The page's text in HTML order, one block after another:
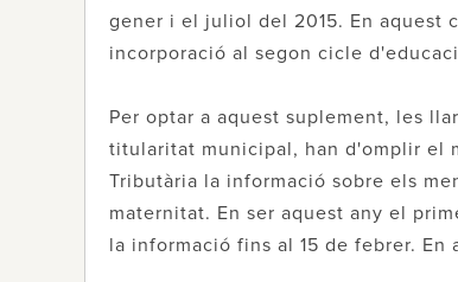
gener i el juliol del 2015. En aquest
incorporació al segon cicle
Per optar a aquest suplement, les
titularitat municipal, han d'omplir el
Tributària la informació sobre els
maternitat. En ser aquest any el
la informació fins al 15 de febrer.